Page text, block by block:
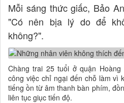
Mỗi sáng thức giấc, Bảo
"Có nên bịa lý do để
không?".
Chàng trai 25 tuổi ở quận
công việc chỉ ngại đến chỗ làm vì
tiếng ồn từ âm thanh bàn phím,
liên tục giục tiến độ.